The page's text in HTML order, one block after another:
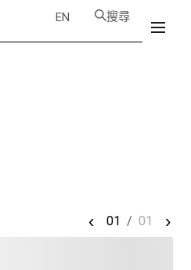
EN 搜尋
‹ 01 / 01 ›